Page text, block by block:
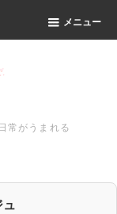
メニュー
常がうまれる